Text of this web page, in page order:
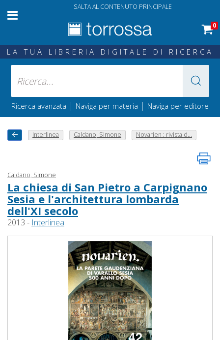
SALTA AL CONTENUTO PRINCIPALE
0
LA TUA LIBRERIA DIGITALE DI RICERCA
Ricerca avanzata | Naviga per materia | Naviga per editore
Interlinea Caldano, Simone Novarien : rivista d...
Caldano, Simone
La chiesa di San Pietro a Carpignano
Sesia e l'architettura lombarda
dell'XI secolo
2013 - Interlinea